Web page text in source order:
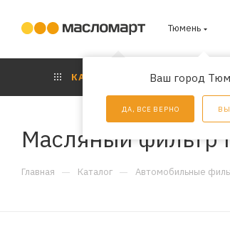
Тюмень
Ваш город
ДА, ВСЕ ВЕРНО
КАТАЛОГ
Масляный фильтр
Главная — Каталог — Автомобильные